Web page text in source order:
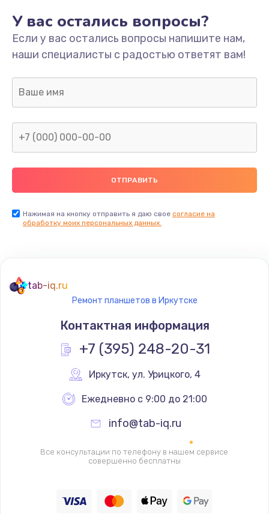
Замена жесткого диска
660 руб.
Заказать
Ремонт цепей питания
2500 руб.
Заказать
Замена видеочипа
2500 руб.
Заказать
Настройка BIOS
1200 руб.
Настройка ОС
У вас остались вопросы?
Если у вас остались вопросы напишите нам,
наши специалисты с радостью ответят вам!
Нажимая на кнопку отправить я даю свое согласие на
обработку моих персональных данных.
tab-iq.ru
Ремонт планшетов в Иркутске
Контактная информация
+7 (395) 248-20-31
Иркутск, ул. Урицкого, 4
Ежедневно с 9:00 до 21:00
info@tab-iq.ru
Все консультации по телефону в нашем сервисе
совершенно бесплатны